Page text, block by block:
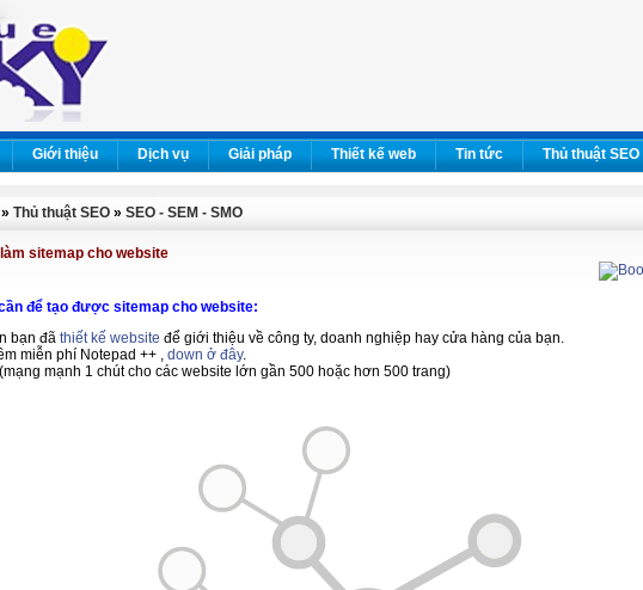
Giới thiệu Dịch vụ Giải pháp Thiết kế web Tin tức Thủ thuật SEO
» Thủ thuật SEO » SEO - SEM - SMO
sitemap cho website
để tạo được sitemap cho website:
bạn đã thiết kế website để giới thiệu về công ty, doanh nghiệp hay cửa hàng của bạn.
miễn phí Notepad ++ , down ở đây.
mạnh 1 chút cho các website lớn gần 500 hoặc hơn 500 trang)